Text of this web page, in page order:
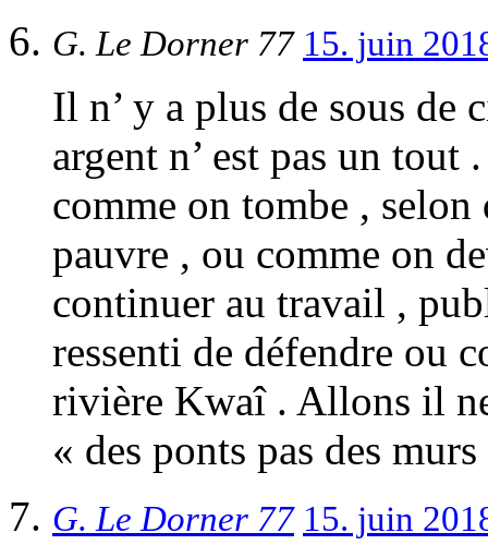
G. Le Dorner 77 15. juin
Il n’ y a plus de sous de
argent n’ est pas un
comme on tombe ,
pauvre , ou comme on
continuer au travail ,
ressenti de défendre ou
rivière Kwaî . Allons il
« des ponts pas des
G. Le Dorner 77 15. juin